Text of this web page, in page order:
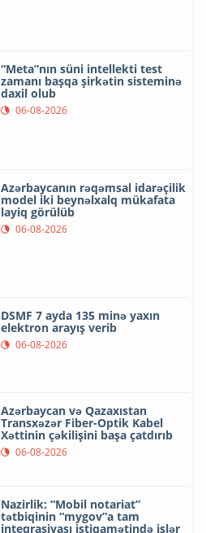
“Meta”nın süni intellekti test
zamanı başqa şirkətin sisteminə
daxil olub
06-08-2026
Azərbaycanın rəqəmsal idarəçilik
model iki beynəlxalq mükafata
layiq görülüb
06-08-2026
DSMF 7 ayda 135 minə yaxın
elektron arayış verib
06-08-2026
Azərbaycan və Qazaxıstan
Transxəzər Fiber-Optik Kabel
Xəttinin çəkilişini başa çatdırıb
06-08-2026
Nazirlik: “Mobil notariat”
tətbiqinin “mygov”a tam
inteqrasiyası istiqamətində işlər